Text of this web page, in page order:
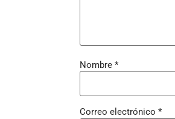
Nombre *
Correo electrónico *